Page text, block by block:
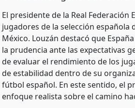
El presidente de la Real Federación
jugadores de la selección española
México. Louzán destacó que
la prudencia ante las expectativas
de evaluar el rendimiento de los
de estabilidad dentro de su
fútbol español. En este sentido, el
enfoque realista sobre el camino